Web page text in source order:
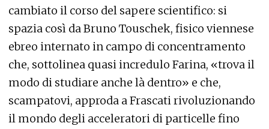
cambiato il corso del sapere scientifico: si
spazia così da Bruno Touschek, fisico viennese
ebreo internato in campo di concentramento
che, sottolinea quasi incredulo Farina, «trova il
modo di studiare anche là dentro» e che,
scampatovi, approda a Frascati rivoluzionando
il mondo degli acceleratori di particelle fino